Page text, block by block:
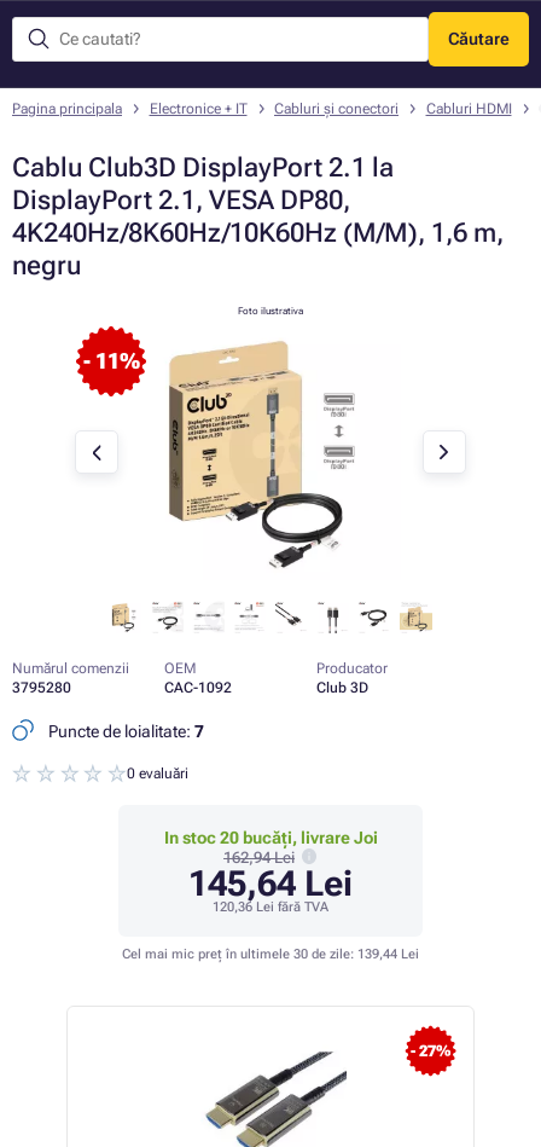
Căutare
Meniu
Pagina principala Electronice + IT Cabluri și conectori Cabluri HDMI
Cablu Club3D DisplayPort 2.1 la
DisplayPort 2.1, VESA DP80,
4K240Hz/8K60Hz/10K60Hz (M/M), 1,6 m,
negru
- 11%
Foto ilustrativa
Numărul comenzii
3795280
OEM
CAC-1092
Producator
Club 3D
Puncte de loialitate: 7
0 evaluări
In stoc 20 bucăți, livrare Joi
162,94 Lei
145,64 Lei
120,36 Lei fără TVA
Cel mai mic preț în ultimele 30 de zile: 139,44 Lei
- 27%